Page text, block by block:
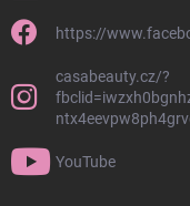
https://
casabeauty.cz/?
YouTube